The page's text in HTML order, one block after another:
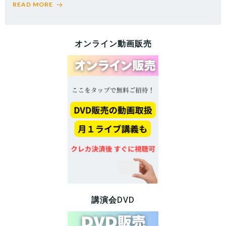
READ MORE
オンライン動画販売
講演会DVD